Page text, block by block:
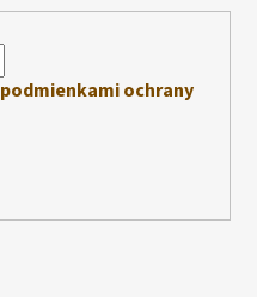
podmienkami ochrany